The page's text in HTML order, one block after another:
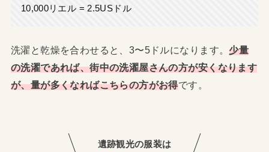
10,000リエル = 2.5USドル
洗濯と乾燥を合わせると、3〜5ドルになります。 少量
の洗濯であれば、街中の洗濯屋さんの方が安くなります
が、量が多くなればこちらの方がお得です。
遺跡観光の服装は